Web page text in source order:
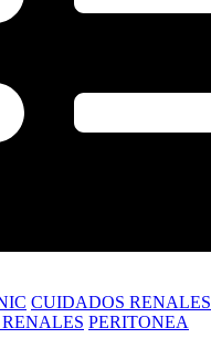
CUIDADOS RENALES
PERITONEA